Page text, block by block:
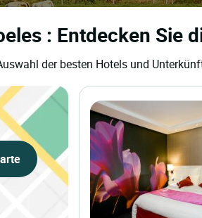
: Entdecken Sie
der besten Hotels und